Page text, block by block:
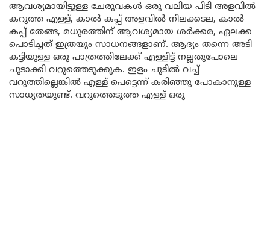
ആവശ്യമായിട്ടുള്ള ചേരുവകൾ ഒരു വലിയ പിടി അളവിൽ
കറുത്ത എള്ള്, കാൽ കപ്പ് അളവിൽ നിലക്കടല, കാൽ
കപ്പ് തേങ്ങ, മധുരത്തിന് ആവശ്യമായ ശർക്കര, ഏലക്ക
പൊടിച്ചത് ഇത്രയും സാധനങ്ങളാണ്. ആദ്യം തന്നെ അടി
കട്ടിയുള്ള ഒരു പാത്രത്തിലേക്ക് എള്ളിട്ട് നല്ലതുപോലെ
ചൂടാക്കി വറുത്തെടുക്കുക. ഇളം ചൂടിൽ വച്ച്
വറുത്തില്ലെങ്കിൽ എള്ള് പെട്ടെന്ന് കരിഞ്ഞു പോകാനുള്ള
സാധ്യതയുണ്ട്. വറുത്തെടുത്ത എള്ള് ഒരു